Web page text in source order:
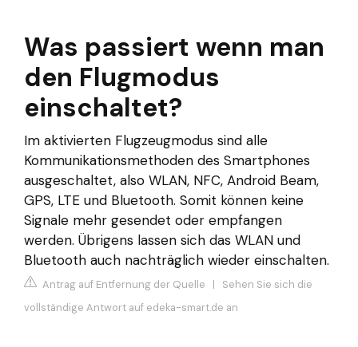
Was passiert wenn man
den Flugmodus
einschaltet?
Im aktivierten Flugzeugmodus sind alle
Kommunikationsmethoden des Smartphones
ausgeschaltet, also WLAN, NFC, Android Beam,
GPS, LTE und Bluetooth. Somit können keine
Signale mehr gesendet oder empfangen
werden. Übrigens lassen sich das WLAN und
Bluetooth auch nachträglich wieder einschalten.
Antrag auf Entfernung der Quelle | Sehen Sie sich die
vollständige Antwort auf edeka-smart.de an